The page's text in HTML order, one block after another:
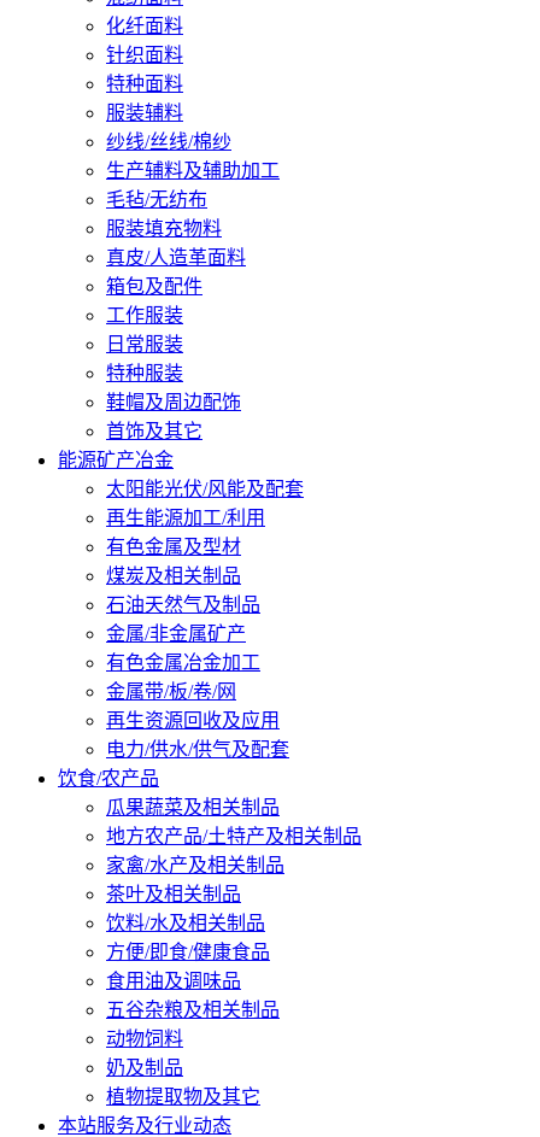
化纤面料
针织面料
特种面料
服装辅料
纱线/丝线/棉纱
生产辅料及辅助加工
毛毡/无纺布
服装填充物料
真皮/人造革面料
箱包及配件
工作服装
日常服装
特种服装
鞋帽及周边配饰
首饰及其它
能源矿产冶金
太阳能光伏/风能及配套
再生能源加工/利用
有色金属及型材
煤炭及相关制品
石油天然气及制品
金属/非金属矿产
有色金属冶金加工
金属带/板/卷/网
再生资源回收及应用
电力/供水/供气及配套
饮食/农产品
瓜果蔬菜及相关制品
地方农产品/土特产及相关制品
家禽/水产及相关制品
茶叶及相关制品
饮料/水及相关制品
方便/即食/健康食品
食用油及调味品
五谷杂粮及相关制品
动物饲料
奶及制品
植物提取物及其它
本站服务及行业动态